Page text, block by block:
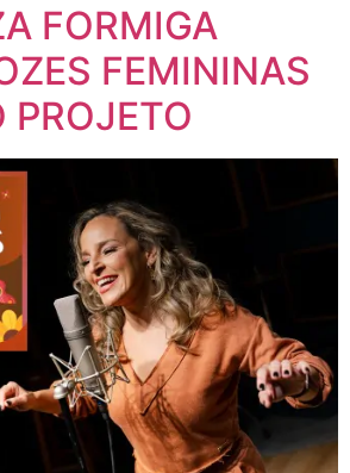
FORMIGA
FEMININAS
PROJETO